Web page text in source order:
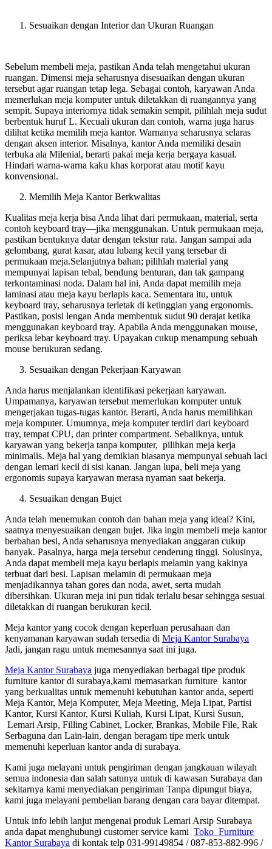
Sesuaikan dengan Interior dan Ukuran Ruangan
Sebelum membeli meja, pastikan Anda telah mengetahui ukuran
ruangan. Dimensi meja seharusnya disesuaikan dengan ukuran
tersebut agar ruangan tetap lega. Sebagai contoh, karyawan Anda
memerlukan meja komputer untuk diletakkan di ruangannya yang
sempit. Supaya interiornya tidak semakin sempit, pilihlah meja sudut
berbentuk huruf L. Kecuali ukuran dan contoh, warna juga harus
dilihat ketika memilih meja kantor. Warnanya seharusnya selaras
dengan aksen interior. Misalnya, kantor Anda memiliki desain
terbuka ala Milenial, berarti pakai meja kerja bergaya kasual.
Hindari warna-warna kaku khas korporat atau motif kayu
konvensional.
Memilih Meja Kantor Berkwalitas
Kualitas meja kerja bisa Anda lihat dari permukaan, material, serta
contoh keyboard tray—jika menggunakan. Untuk permukaan meja,
pastikan bentuknya datar dengan tekstur rata. Jangan sampai ada
gelombang, gurat kasar, atau lubang kecil yang tersebar di
permukaan meja.Selanjutnya bahan; pilihlah material yang
mempunyai lapisan tebal, bendung benturan, dan tak gampang
terkontaminasi noda. Dalam hal ini, Anda dapat memilih meja
laminasi atau meja kayu berlapis kaca. Sementara itu, untuk
keyboard tray, seharusnya terletak di ketinggian yang ergonomis.
Pastikan, posisi lengan Anda membentuk sudut 90 derajat ketika
menggunakan keyboard tray. Apabila Anda menggunakan mouse,
periksa lebar keyboard tray. Upayakan cukup menampung sebuah
mouse berukuran sedang.
Sesuaikan dengan Pekerjaan Karyawan
Anda harus menjalankan identifikasi pekerjaan karyawan.
Umpamanya, karyawan tersebut memerlukan komputer untuk
mengerjakan tugas-tugas kantor. Berarti, Anda harus memilihkan
meja komputer. Umumnya, meja komputer terdiri dari keyboard
tray, tempat CPU, dan printer compartment. Sebaliknya, untuk
karyawan yang bekerja tanpa komputer, pilihkan meja kerja
minimalis. Meja hal yang demikian biasanya mempunyai sebuah laci
dengan lemari kecil di sisi kanan. Jangan lupa, beli meja yang
ergonomis supaya karyawan merasa nyaman saat bekerja.
Sesuaikan dengan Bujet
Anda telah menemukan contoh dan bahan meja yang ideal? Kini,
saatnya menyesuaikan dengan bujet. Jika ingin membeli meja kantor
berbahan besi, Anda seharusnya menyediakan anggaran cukup
banyak. Pasalnya, harga meja tersebut cenderung tinggi. Solusinya,
Anda dapat membeli meja kayu berlapis melamin yang kakinya
terbuat dari besi. Lapisan melamin di permukaan meja
menjadikannya tahan gores dan noda, awet, serta mudah
dibersihkan. Ukuran meja ini pun tidak terlalu besar sehingga sesuai
diletakkan di ruangan berukuran kecil.
Meja kantor yang cocok dengan keperluan perusahaan dan
kenyamanan karyawan sudah tersedia di Meja Kantor Surabaya
Jadi, jangan ragu untuk memesannya saat ini juga.
Meja Kantor Surabaya juga menyediakan berbagai tipe produk
furniture kantor di surabaya,kami memasarkan furniture kantor
yang berkualitas untuk memenuhi kebutuhan kantor anda, seperti
Meja Kantor, Meja Komputer, Meja Meeting, Meja Lipat, Partisi
Kantor, Kursi Kantor, Kursi Kuliah, Kursi Lipat, Kursi Susun,
Lemari Arsip, Filling Cabinet, Locker, Brankas, Mobile File, Rak
Serbaguna dan Lain-lain, dengan beragam tipe merk untuk
memenuhi keperluan kantor anda di surabaya.
Kami juga melayani untuk pengiriman dengan jangkauan wilayah
semua indonesia dan salah satunya untuk di kawasan Surabaya dan
sekitarnya kami menyediakan pengiriman Tanpa dipungut biaya,
kami juga melayani pembelian barang dengan cara bayar ditempat.
Untuk info lebih lanjut mengenai produk Lemari Arsip Surabaya
anda dapat menghubungi customer service kami Toko Furniture
Kantor Surabaya di kontak telp 031-99149854 / 087-853-882-996 /